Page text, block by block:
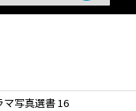
マ写真選書 16